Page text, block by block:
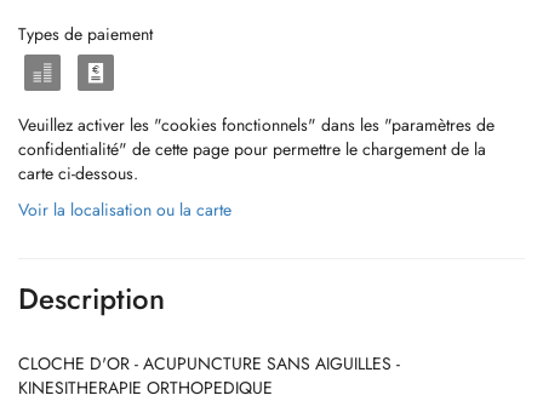
Types de paiement
Veuillez activer les "cookies fonctionnels" dans les "paramètres de
confidentialité" de cette page pour permettre le chargement de la
carte ci-dessous.
Voir la localisation ou la carte
Description
CLOCHE D'OR - ACUPUNCTURE SANS AIGUILLES -
KINESITHERAPIE ORTHOPEDIQUE